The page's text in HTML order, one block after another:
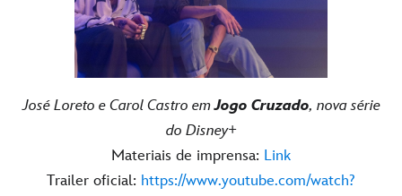
José Loreto e Carol Castro emJogo Cruzado, nova série
do Disney+
Materiais de imprensa: Link
Trailer oficial: https://www.youtube.com/watch?